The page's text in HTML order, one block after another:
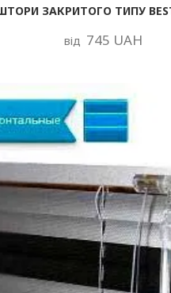
ЗАКРИТОГО ТИПУ
від 745 UAH